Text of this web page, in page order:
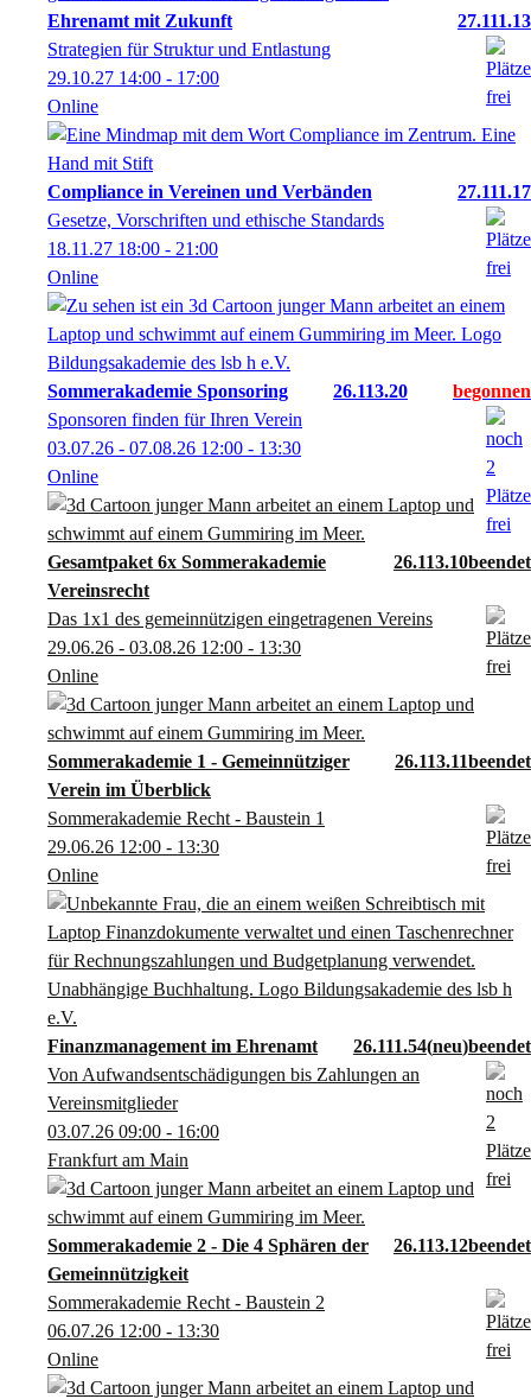
Gesamtpaket 6x Sommerakademie
Vereinsrecht
26.113.10
Das 1x1 des gemeinnützigen eingetragenen Vereins
29.06.26 - 03.08.26 12:00 - 13:30
Online
Sommerakademie 1 - Gemeinnütziger
Verein im Überblick
26.113.11
Sommerakademie Recht - Baustein 1
29.06.26 12:00 - 13:30
Online
Finanzmanagement im Ehrenamt 26.111.54 neu
Von Aufwandsentschädigungen bis Zahlungen an
Vereinsmitglieder
03.07.26 09:00 - 16:00
Frankfurt am Main
Sommerakademie Sponsoring
26.113.20
Sponsoren finden für Ihren Verein
03.07.26 - 07.08.26 12:00 - 13:30
Online
Sommerakademie 2 - Die 4 Sphären der
Gemeinnützigkeit
26.113.12
Sommerakademie Recht - Baustein 2
06.07.26 12:00 - 13:30
Online
Ehrenamt mit Zukunft
27.111.13
Strategien für Struktur und Entlastung
29.10.27 14:00 - 17:00
Online
Compliance in Vereinen und Verbänden
27.111.17
Gesetze, Vorschriften und ethische Standards
18.11.27 18:00 - 21:00
Online